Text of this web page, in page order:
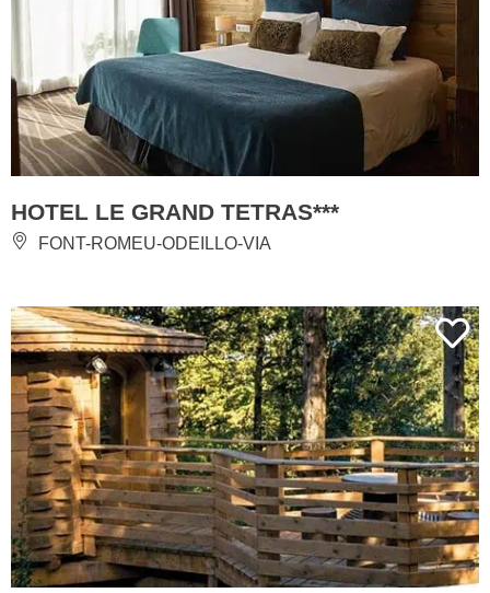
HOTEL LE GRAND TETRAS***
FONT-ROMEU-ODEILLO-VIA